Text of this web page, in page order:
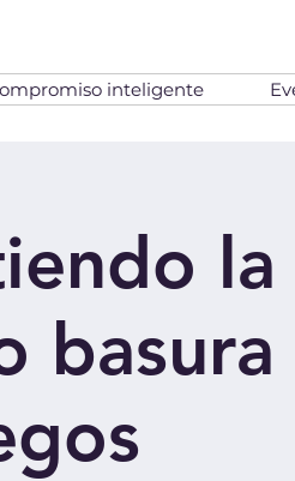
inteligente
la
basura